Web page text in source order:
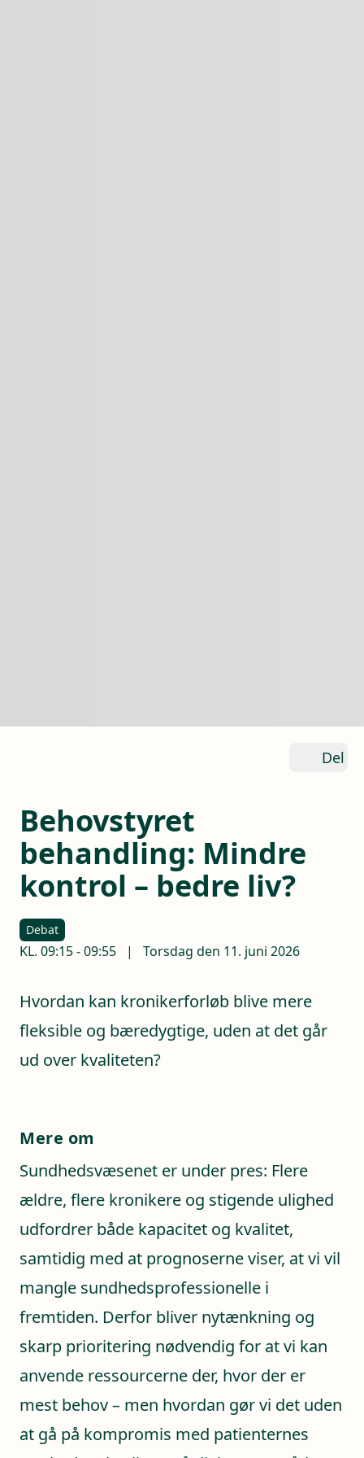
Del
Behovstyret
behandling: Mindre
kontrol – bedre liv?
Debat
KL. 09:15-09:55 | Torsdag den 11. juni 2026
Hvordan kan kronikerforløb blive mere
fleksible og bæredygtige, uden at det går
ud over kvaliteten?
Mere om
Sundhedsvæsenet er under pres: Flere
ældre, flere kronikere og stigende ulighed
udfordrer både kapacitet og kvalitet,
samtidig med at prognoserne viser, at vi vil
mangle sundhedsprofessionelle i
fremtiden. Derfor bliver nytænkning og
skarp prioritering nødvendig for at vi kan
anvende ressourcerne der, hvor der er
mest behov – men hvordan gør vi det uden
at gå på kompromis med patienternes